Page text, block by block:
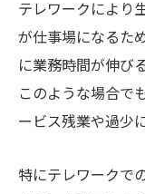
テレワークにより
が仕事場になるた
に業務時間が伸び
このような場合で
ービス残業や過少
特にテレワークで